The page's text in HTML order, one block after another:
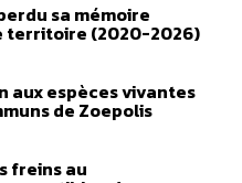
sa mémoire
territoire (2020-2026)
espèces vivantes
de Zoepolis
freins au